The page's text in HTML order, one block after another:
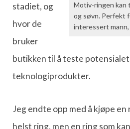
Motiv-ringen kan
og søvn. Perfekt
interessert
stadiet, og
hvor de
bruker
butikken til å teste potensialet
teknologiprodukter.
Jeg endte opp med å kjøpe en
helst ring, men en ring som